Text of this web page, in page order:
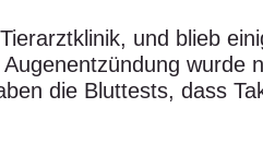
und blieb
wurde
die Bluttests, dass